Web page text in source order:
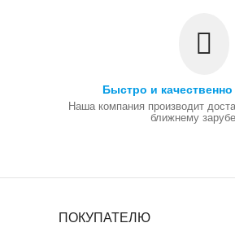
Быстро и
Наша компания производит
ближнему
ПОКУПАТЕЛЮ